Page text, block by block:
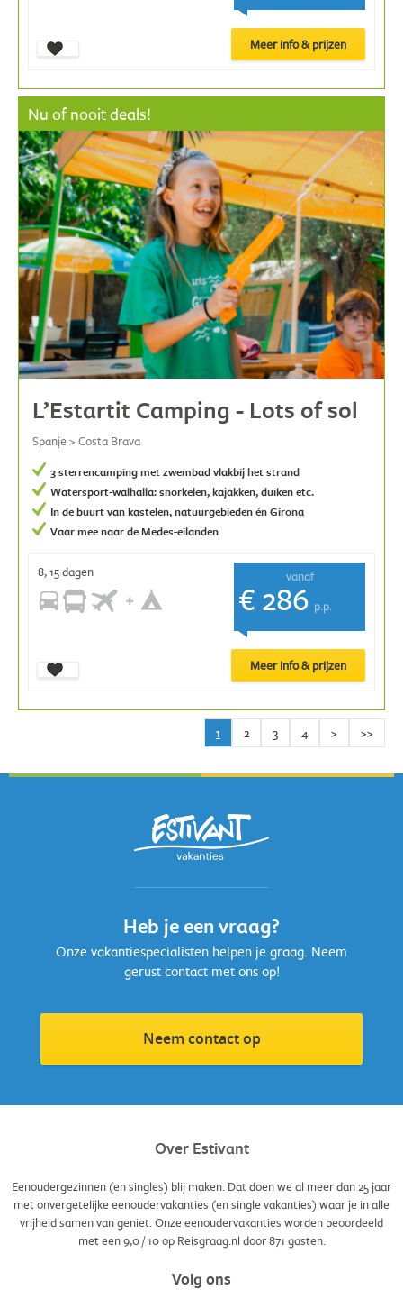
Meer info & prijzen
Nu of nooit deals!
L’Estartit Camping - Lots of sol
Spanje > Costa Brava
3 sterrencamping met zwembad vlakbij het strand
Watersport-walhalla: snorkelen, kajakken, duiken etc.
In de buurt van kastelen, natuurgebieden én Girona
Vaar mee naar de Medes-eilanden
vanaf
€ 286 p.p.
8, 15 dagen
Meer info & prijzen
1 2 3 4 > >>
Heb je een vraag?
Onze vakantiespecialisten helpen je graag. Neem
gerust contact met ons op!
Neem contact op
Over Estivant
Eenoudergezinnen (en singles) blij maken. Dat doen we al meer dan 25 jaar
met onvergetelijke eenoudervakanties (en single vakanties) waar je in alle
vrijheid samen van geniet. Onze eenoudervakanties worden beoordeeld
met een9,0/10op Reisgraag.nl door871 gasten.
Volg ons